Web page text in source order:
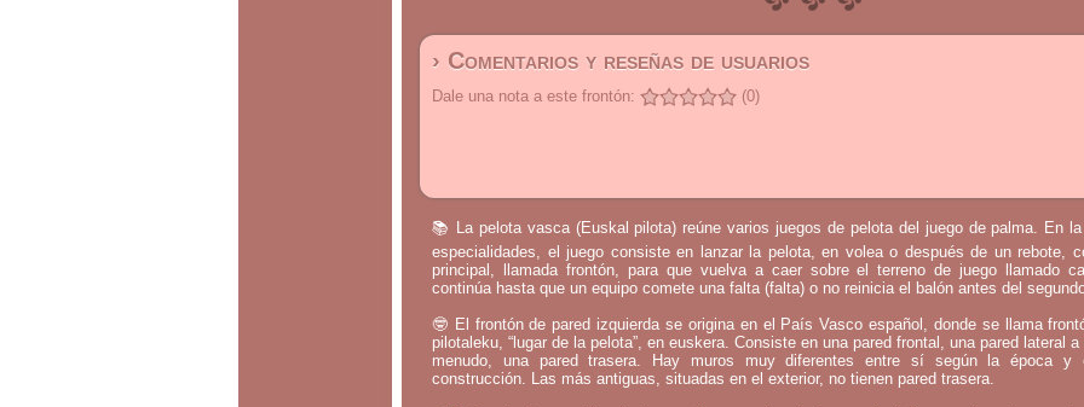
› Comentarios y reseñas de usuarios
Dale una nota a este frontón: (0)
📚 La pelota vasca (Euskal pilota) reúne varios juegos de pelota del juego de palma. En
especialidades, el juego consiste en lanzar la pelota, en volea o después de un rebote,
principal, llamada frontón, para que vuelva a caer sobre el terreno de juego llamado
continúa hasta que un equipo comete una falta (falta) o no reinicia el balón antes del
🤓 El frontón de pared izquierda se origina en el País Vasco español, donde se llama
pilotaleku, “lugar de la pelota”, en euskera. Consiste en una pared frontal, una pared lateral
menudo, una pared trasera. Hay muros muy diferentes entre sí según la época
construcción. Las más antiguas, situadas en el exterior, no tienen pared trasera.